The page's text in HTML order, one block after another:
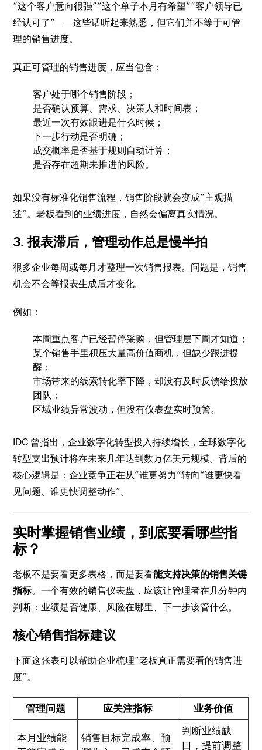
“这个客户意向很强”“这个单子本月有希望”“客户领导已
经认可了”——这些话听起来熟悉，但它们并不等于可管
理的销售进度。
真正可管理的销售进度，应当包含：
客户处于哪个销售阶段；
是否确认预算、需求、决策人和时间表；
最近一次有效跟进是什么时候；
下一步行动是否明确；
成交概率是否基于规则自动计算；
是否存在超期未推进的风险。
如果没有标准化销售流程，销售阶段就会变成“主观描
述”。老板看到的业绩进度，自然会偏离真实情况。
3. 报表滞后，管理动作总是慢半拍
很多企业每周或每月才整理一次销售报表。问题是，销售
机会不会等报表生成后才变化。
例如：
本周重点客户已经暂停采购，但管理层下周才知道；
某个销售手里积压大量高价值商机，但缺少跟进提
醒；
市场带来的线索转化率下降，却没有及时反馈给投放
团队；
区域业绩异常波动，但没有仪表盘实时预警。
IDC 曾指出，企业数字化转型投入持续增长，全球数字化
转型支出预计将在未来几年达到数万亿美元规模。背后的
核心逻辑是：企业竞争正在从“谁更努力”转向“谁更快看
见问题、谁更快调整动作”。
实时掌握销售业绩，到底要看哪些指
标？
老板不是要看更多表格，而是要看能支持决策的销售关键
指标。一个有效的销售仪表盘，应该让管理者在几分钟内
判断：业绩是否健康、风险在哪里、下一步该管什么。
核心销售指标建议
下面这张表可以帮助企业梳理“老板真正需要看的销售进
度”。
管理问题 应关注指标 业务价值
本月业绩能
销售目标完成率、预
判断业绩缺
口，提前调整